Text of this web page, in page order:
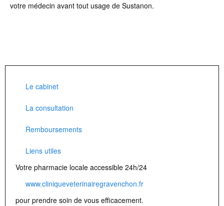
votre médecin avant tout usage de Sustanon.
Le cabinet
La consultation
Remboursements
Liens utiles
Votre pharmacie locale accessible 24h/24
www.cliniqueveterinairegravenchon.fr
pour prendre soin de vous efficacement.